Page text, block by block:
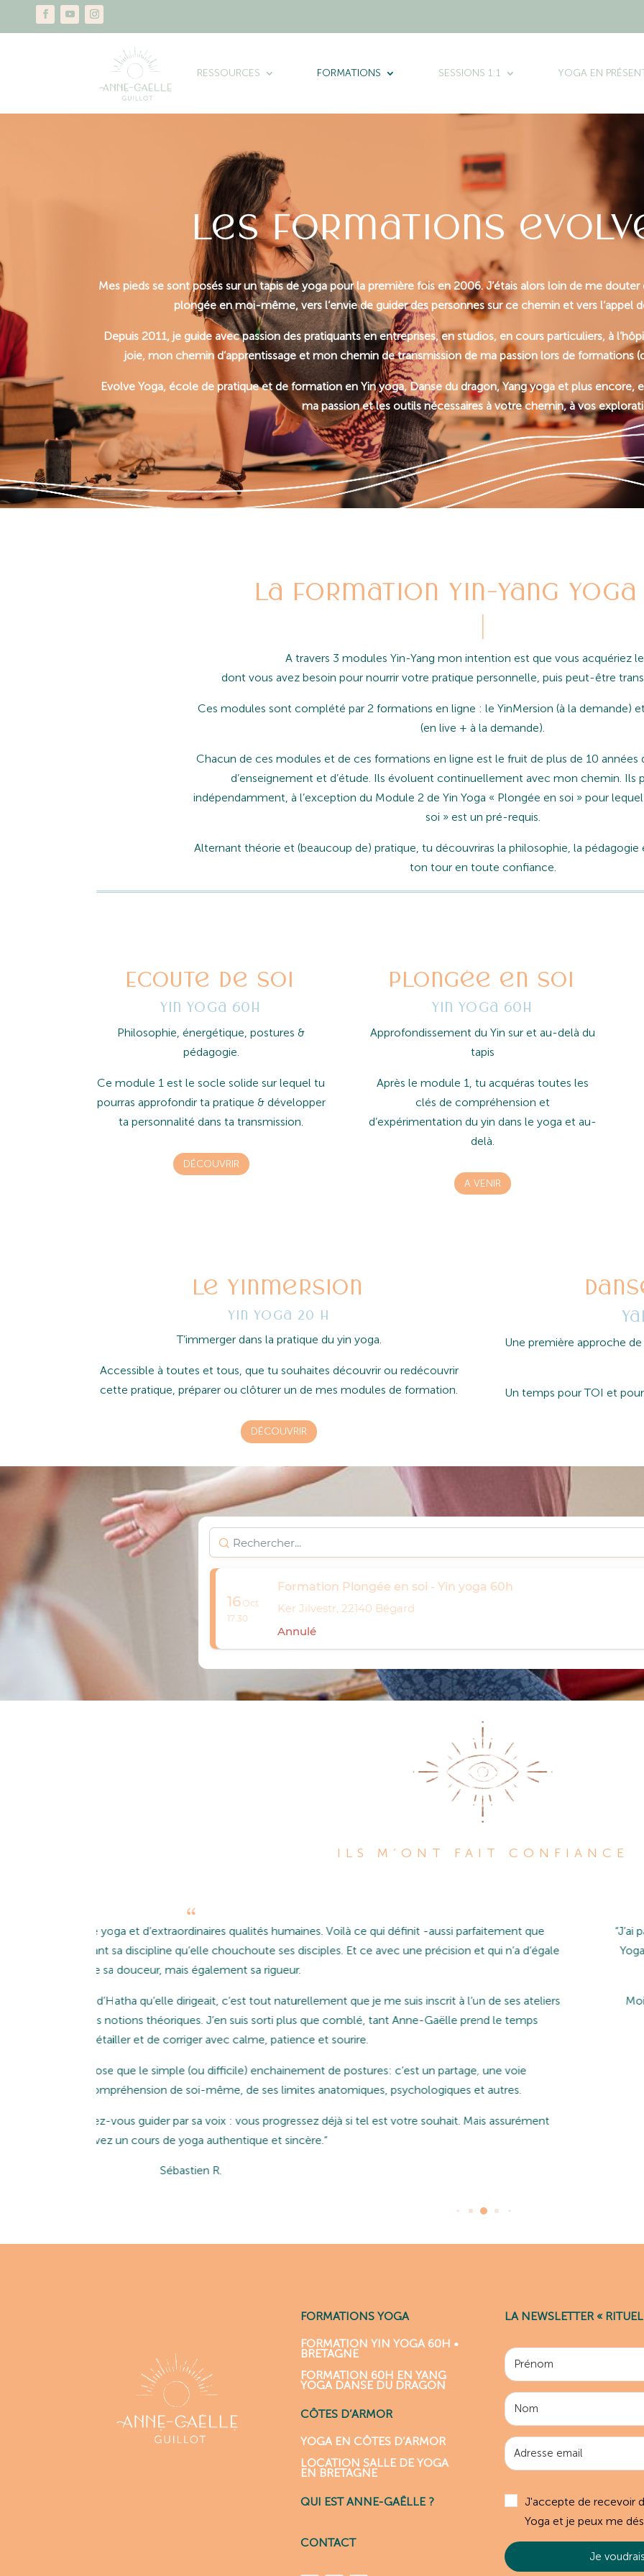
RESSOURCES FORMATIONS SESSIONS 1:1 YOGA EN
Les formations
Mes pieds se sont posés sur un tapis de yoga pour la première fois en 2006. J’étais alors loin de me
plongée en moi-même, vers l’envie de guider des personnes sur ce chemin et vers l’appel
Depuis 2011, je guide avec passion des pratiquants en entreprises, en studios, en cours particuliers, à
joie, mon chemin d’apprentissage et mon chemin de transmission de ma passion lors de formations
Evolve Yoga, école de pratique et de formation en Yin yoga, Danse du dragon, Yang yoga et plus
ma passion et les outils nécessaires à votre chemin, à vos
La formation Yin-Yang yoga
A travers 3 modules Yin-Yang mon intention est que vous acquériez
dont vous avez besoin pour nourrir votre pratique personnelle, puis peut-être
Ces modules sont complété par 2 formations en ligne : le YinMersion (à la demande)
(en live + à la demande).
Chacun de ces modules et de ces formations en ligne est le fruit de plus de 10 années
d’enseignement et d’étude. Ils évoluent continuellement avec mon chemin. Ils
indépendamment, à l’exception du Module 2 de Yin Yoga « Plongée en soi » pour
soi » est un pré-requis.
Alternant théorie et (beaucoup de) pratique, tu découvriras la philosophie, la pédagogie
ton tour en toute confiance.
Ecoute de soi
Yin Yoga 60h
Philosophie, énergétique, postures &
pédagogie.
Ce module 1 est le socle solide sur lequel tu
pourras approfondir ta pratique & développer
ta personnalité dans ta transmission.
DÉCOUVRIR
Plongée en soi
Yin Yoga 60h
Approfondissement du Yin sur et au-delà du
tapis
Après le module 1, tu acquéras toutes les
clés de compréhension et
d’expérimentation du yin dans le yoga et au-
delà.
A VENIR
le Yinmersion
Yin yoga 20 h
T’immerger dans la pratique du yin yoga.
Accessible à toutes et tous, que tu souhaites découvrir ou redécouvrir
cette pratique, préparer ou clôturer un de mes modules de formation.
DÉCOUVRIR
Une première approche
Un temps pour TOI et
16Oct
17:30
Formation Plongée en soi - Yin yoga 60h
Ker Jilvestr, 22140 Bégard
Annulé
ILS M’ONT FAIT CONFIANCE
“J’ai participé à cet atelier au Printemps dernier (2014). Avec sa douceur et son intelligence, Anne-
Yoga avec une introduction théorique et une pratique harmonieuse et bienfaisante. Que vous
Moi qui suis du genre sportive et amatrice de disciplines dynamiques, j’y ai trouvé un moyen de
FORMATIONS YOGA
FORMATION YIN YOGA 60H •
BRETAGNE
FORMATION 60H EN YANG
YOGA DANSE DU DRAGON
CÔTES D’ARMOR
YOGA EN CÔTES D’ARMOR
LOCATION SALLE DE YOGA
EN BRETAGNE
QUI EST ANNE-GAËLLE ?
CONTACT
LA NEWSLETTER «
J'accepte de recevoir
Yoga et je peux me
Je